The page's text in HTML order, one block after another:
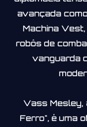
avançada
Machina
robôs de
vanguarda
Vass Mesley,
Ferro", é uma